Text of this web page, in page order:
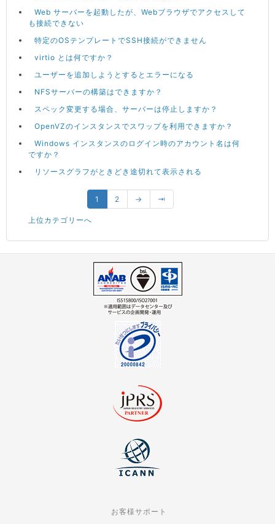
Web サーバーを起動したが、Webブラウザでアクセスして
も接続できない
特定のOSテンプレートでSSH接続ができません
virtio とは何ですか？
ユーザーを追加しようとするとエラーになる
NFSサーバーの構築はできますか？
スペック変更する場合、サーバーは停止しますか？
OpenVZのインスタンスでスワップを利用できますか？
Windows インスタンスのログイン時のアカウント名は何
ですか？
リソースグラフがときどき途切れて表示される
1 2 → ⇥
上位カテゴリーへ
お客様サポート